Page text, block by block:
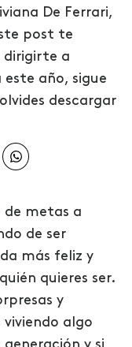
De Ferrari,
post te
dirigirte a
año, sigue
descargar
de metas a
de ser
más feliz y
quieres ser.
y
algo